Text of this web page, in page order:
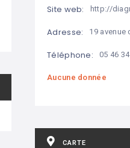
Site web: http://
Adresse: 19 avenue
Téléphone: 05 46
Aucune donnée
CARTE